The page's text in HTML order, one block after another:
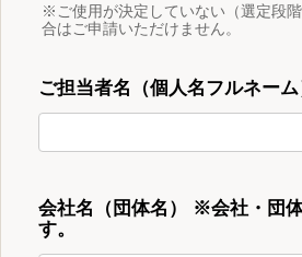
※ご使用が決定していない（選定段
合はご申請いただけません。
ご担当者名（個人名フルネーム
会社名（団体名） ※会社・団
す。